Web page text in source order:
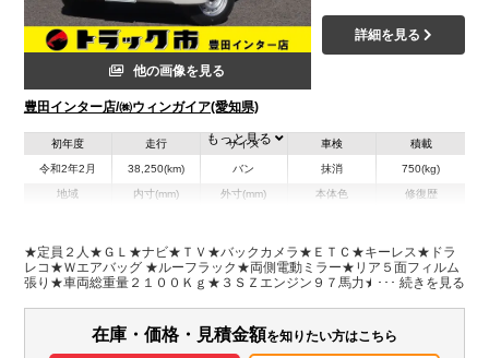
他の画像を見る
豊田インター店/㈱ウィンガイア(愛知県)
詳細を見る
初年度
令和2年2月
走行
38,250(km)
サイズ
バン
車検
抹消
積載
750(kg)
地域 内寸(mm)
H:1,290
外寸(mm)
H:1,900
本体色 修復歴
装備情報
パワステ
TV ETC バックモニター
記録簿（一部含む）
もっと見る
★定員２人★ＧＬ★ナビ★ＴＶ★バックカメラ★ＥＴＣ★キーレス★ドラ
レコ★Ｗエアバッグ ★ルーフラック★両側電動ミラー★リア５面フィルム
張り★車両総重量２１００Ｋｇ★３ＳＺエンジン９７馬力★荷台内寸約２
ビ型式ＣＮ-ＲＥ０６ＷＤ★保証書・記録簿４枚・取説・スペアキー
在庫・価格・見積金額を知りたい方はこちら